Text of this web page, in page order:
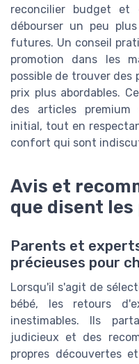
reconcilier budget et
débourser un peu
futures. Un conseil
promotion dans les
possible de trouver
prix plus abordables.
des articles premium
initial, tout en
confort qui sont
Avis et
que disent
Parents et
précieuses pour
Lorsqu'il s'agit de
bébé, les retours
inestimables. Ils
judicieux et des
propres découvertes